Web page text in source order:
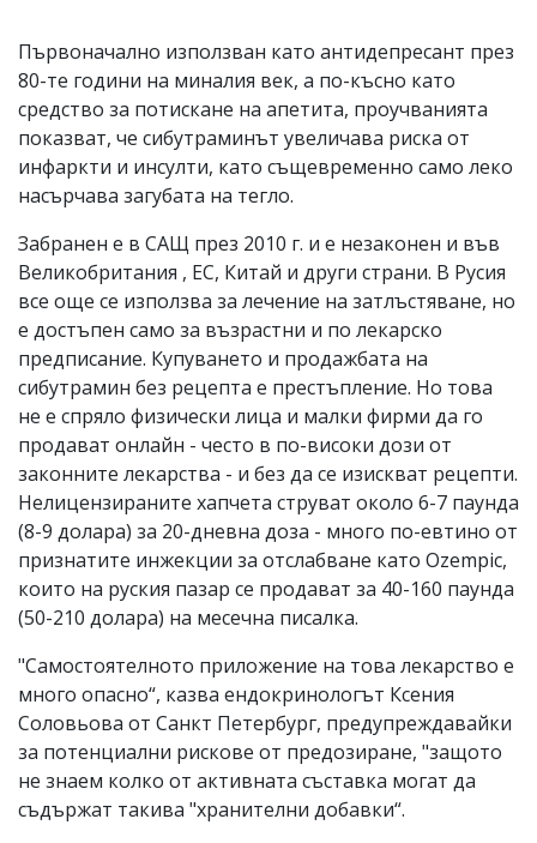
Първоначално използван като антидепресант през
80-те години на миналия век, а по-късно като
средство за потискане на апетита, проучванията
показват, че сибутраминът увеличава риска от
инфаркти и инсулти, като същевременно само леко
насърчава загубата на тегло.
Забранен е в САЩ през 2010 г. и е незаконен и във
Великобритания , ЕС, Китай и други страни. В Русия
все още се използва за лечение на затлъстяване, но
е достъпен само за възрастни и по лекарско
предписание. Купуването и продажбата на
сибутрамин без рецепта е престъпление. Но това
не е спряло физически лица и малки фирми да го
продават онлайн - често в по-високи дози от
законните лекарства - и без да се изискват рецепти.
Нелицензираните хапчета струват около 6-7 паунда
(8-9 долара) за 20-дневна доза - много по-евтино от
признатите инжекции за отслабване като Ozempic,
които на руския пазар се продават за 40-160 паунда
(50-210 долара) на месечна писалка.
"Самостоятелното приложение на това лекарство е
много опасно“, казва ендокринологът Ксения
Соловьова от Санкт Петербург, предупреждавайки
за потенциални рискове от предозиране, "защото
не знаем колко от активната съставка могат да
съдържат такива "хранителни добавки“.